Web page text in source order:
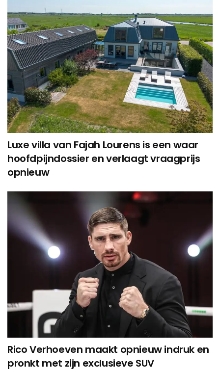
Luxe villa van Fajah Lourens is een waar
hoofdpijndossier en verlaagt vraagprijs
opnieuw
Rico Verhoeven maakt opnieuw indruk en
pronkt met zijn exclusieve SUV